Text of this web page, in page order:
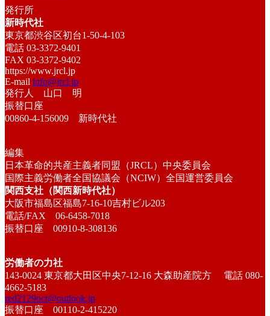
発行所
新時代社
東京都渋谷区初台1-50-4-103
電話 03-3372-9401
FAX 03-3372-9402
https://www.jrcl.jp
E-mail info@jrcl.jp
発行人 山口 明
振替口座
00860-4-156009 新時代社
編集
日本革命的共産主義者同盟（JRCL）中央委員会
国際主義労働者全国協議会（NCIW）全国運営委員会
関西支社（関西新時代社）
大阪市福島区福島7-16-10吉村ビル203
電話/FAX 06-6458-7018
振替口座 00910-8-308136
労働者の力社
143-0024 東京都大田区中央7-12-16 大森助産院方 電話 080-
4662-5183
red2129oct@outlook.jp
振替口座 00110-2-415220